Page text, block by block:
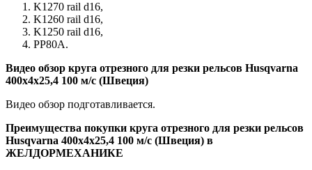
K1270 rail d16,
K1260 rail d16,
K1250 rail d16,
РР80А.
Видео обзор круга отрезного для резки рельсов Husqvarna
400х4х25,4 100 м/с (Швеция)
Видео обзор подготавливается.
Преимущества покупки круга отрезного для резки рельсов
Husqvarna 400х4х25,4 100 м/с (Швеция) в
ЖЕЛДОРМЕХАНИКЕ